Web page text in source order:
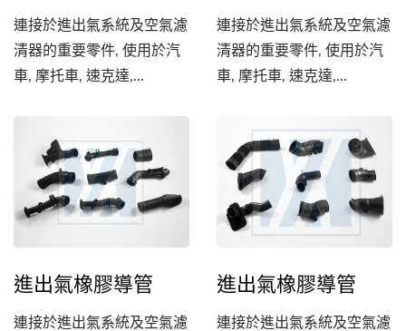
連接於進出氣系統及空氣濾
清器的重要零件, 使用於汽
車, 摩托車, 速克達,...
連接於進出氣系統及空氣濾
清器的重要零件, 使用於汽
車, 摩托車, 速克達,...
進出氣橡膠導管
連接於進出氣系統及空氣濾
進出氣橡膠導管
連接於進出氣系統及空氣濾